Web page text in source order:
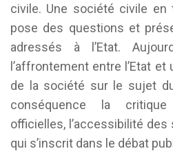
civile. Une société civile
pose des questions et
adressés à l’Etat.
l’affrontement entre l’Etat
de la société sur le sujet
conséquence la
officielles, l’accessibilité
qui s’inscrit dans le débat